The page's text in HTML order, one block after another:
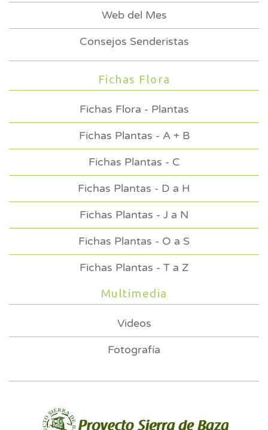
Web del Mes
Consejos Senderistas
Fichas Flora
Fichas Flora - Plantas
Fichas Plantas - A + B
Fichas Plantas - C
Fichas Plantas - D a H
Fichas Plantas - J a N
Fichas Plantas - O a S
Fichas Plantas - T a Z
Multimedia
Videos
Fotografía